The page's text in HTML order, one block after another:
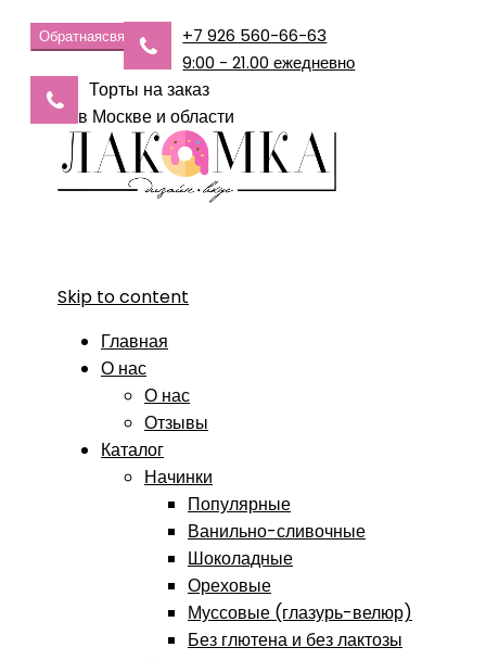
Обратнаясвязь
+7 926 560-66-63
9:00 - 21.00 ежедневно
Торты на заказ
в Москве и области
Skip to content
Главная
О нас
О нас
Отзывы
Каталог
Начинки
Популярные
Ванильно-сливочные
Шоколадные
Ореховые
Муссовые (глазурь-велюр)
Без глютена и без лактозы